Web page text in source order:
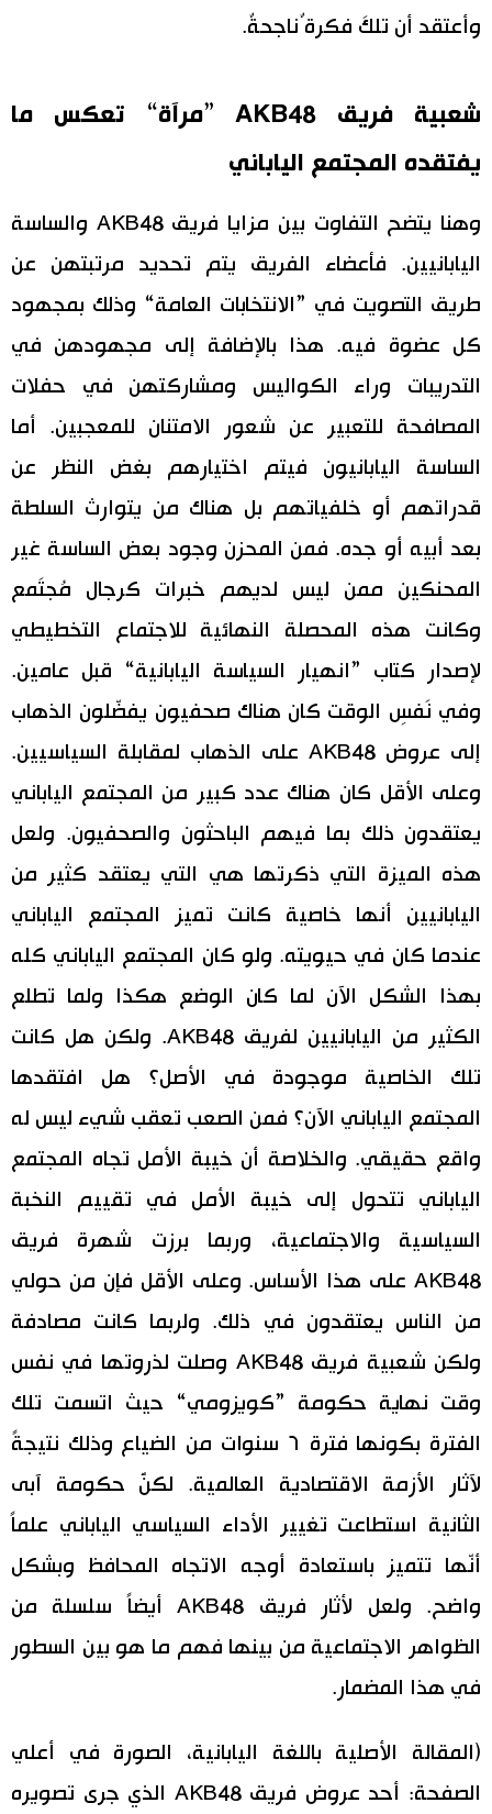
وأعتقد أن تلكَ فكرة ٌناجحةٌ.
شعبية فريق AKB48 ”مرآة“ تعكس ما
يفتقده المجتمع الياباني
وهنا يتضح التفاوت بين مزايا فريق AKB48 والساسة
اليابانيين. فأعضاء الفريق يتم تحديد مرتبتهن عن
طريق التصويت في ”الانتخابات العامة“ وذلك بمجهود
كل عضوة فيه. هذا بالإضافة إلى مجهودهن في
التدريبات وراء الكواليس ومشاركتهن في حفلات
المصافحة للتعبير عن شعور الامتنان للمعجبين. أما
الساسة اليابانيون فيتم اختيارهم بغض النظر عن
قدراتهم أو خلفياتهم بل هناك من يتوارث السلطة
بعد أبيه أو جده. فمن المحزن وجود بعض الساسة غير
المحنكين ممن ليس لديهم خبرات كرجال مُجتَمع
وكانت هذه المحصلة النهائية للاجتماع التخطيطي
لإصدار كتاب ”انهيار السياسة اليابانية“ قبل عامين.
وفي نَفسِ الوقت كان هناك صحفيون يفضّلون الذهاب
إلى عروض AKB48 على الذهاب لمقابلة السياسيين.
وعلى الأقل كان هناك عدد كبير من المجتمع الياباني
يعتقدون ذلك بما فيهم الباحثون والصحفيون. ولعل
هذه الميزة التي ذكرتها هي التي يعتقد كثير من
اليابانيين أنها خاصية كانت تميز المجتمع الياباني
عندما كان في حيويته. ولو كان المجتمع الياباني كله
بهذا الشكل الآن لما كان الوضع هكذا ولما تطلع
الكثير من اليابانيين لفريق AKB48. ولكن هل كانت
تلك الخاصية موجودة في الأصل؟ هل افتقدها
المجتمع الياباني الآن؟ فمن الصعب تعقب شيء ليس له
واقع حقيقي. والخلاصة أن خيبة الأمل تجاه المجتمع
الياباني تتحول إلى خيبة الأمل في تقييم النخبة
السياسية والاجتماعية، وربما برزت شهرة فريق
AKB48 على هذا الأساس. وعلى الأقل فإن من حولي
من الناس يعتقدون في ذلك. ولربما كانت مصادفة
ولكن شعبية فريق AKB48 وصلت لذروتها في نفس
وقت نهاية حكومة ”كويزومي“ حيث اتسمت تلك
الفترة بكونها فترة ٦ سنوات من الضياع وذلك نتيجةً
لآثار الأزمة الاقتصادية العالمية. لكنَّ حكومة آبى
الثانية استطاعت تغيير الأداء السياسي الياباني علماً
أنّها تتميز باستعادة أوجه الاتجاه المحافظ وبشكل
واضح. ولعل لأثار فريق AKB48 أيضاً سلسلة من
الظواهر الاجتماعية من بينها فهم ما هو بين السطور
في هذا المضمار.
(المقالة الأصلية باللغة اليابانية، الصورة في أعلي
الصفحة: أحد عروض فريق AKB48 الذي جرى تصويره